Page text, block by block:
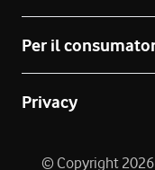
Per il
Privacy
© Copyright 2026